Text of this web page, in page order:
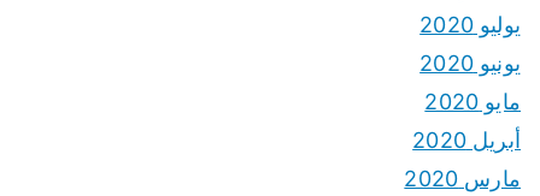
يوليو 2020
يونيو 2020
مايو 2020
أبريل 2020
مارس 2020